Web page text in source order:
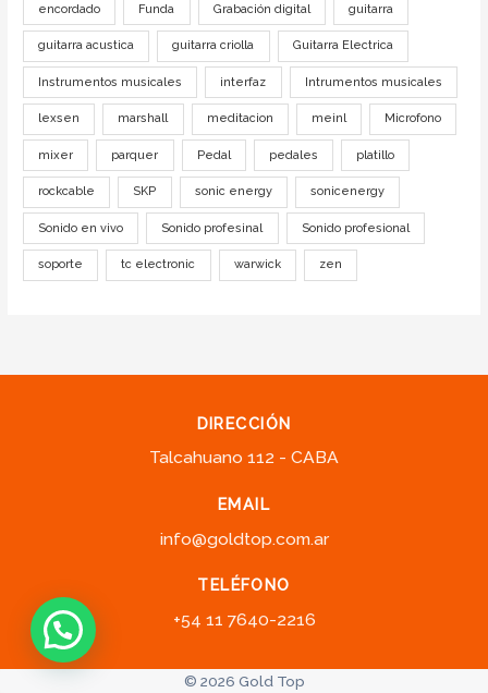
encordado Funda Grabación digital guitarra
guitarra acustica guitarra criolla Guitarra Electrica
Instrumentos musicales interfaz Intrumentos musicales
lexsen marshall meditacion meinl Microfono
mixer parquer Pedal pedales platillo
rockcable SKP sonic energy sonicenergy
Sonido en vivo Sonido profesinal Sonido profesional
soporte tc electronic warwick zen
DIRECCIÓN
Talcahuano 112 - CABA
EMAIL
info@goldtop.com.ar
TELÉFONO
+54 11 7640-2216
© 2026 Gold Top